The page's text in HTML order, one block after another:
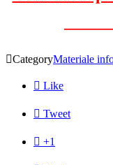
CategoryMateriale
 Like
 Tweet
 +1